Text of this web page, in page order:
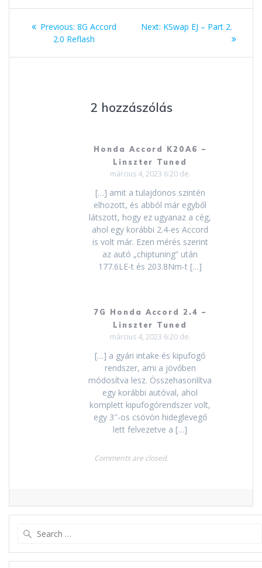
Bejegyzés
navigáció
Previous: Previous
post:
8G Accord
2.0 Reflash
Next: Next
KSwap EJ – Part 2.
2 hozzászólás
Honda Accord K20A6 –
Linszter Tuned
március 4, 2023 6:20 de.
[…] amit a tulajdonos szintén
elhozott, és abból már egyből
látszott, hogy ez ugyanaz a cég,
ahol egy korábbi 2.4-es Accord
is volt már. Ezen mérés szerint
az autó „chiptuning” után
177.6LE-t és 203.8Nm-t […]
7G Honda Accord 2.4 –
Linszter Tuned
március 4, 2023 6:20 de.
[…] a gyári intake és kipufogó
rendszer, ami a jövőben
módosítva lesz. Összehasonlítva
egy korábbi autóval, ahol
komplett kipufogórendszer volt,
egy 3″-os csövön hideglevegő
lett felvezetve a […]
Comments are closed.